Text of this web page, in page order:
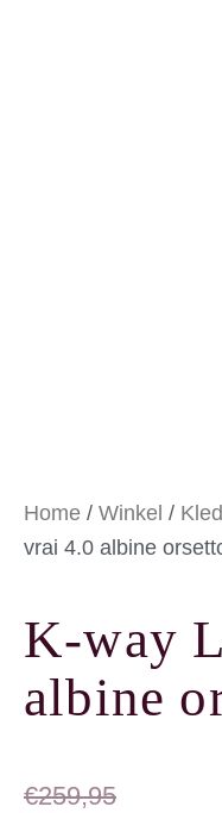
Home / Winkel /
vrai 4.0 albine
K-way
albine
€259,95
HUIDIGE PRIJS